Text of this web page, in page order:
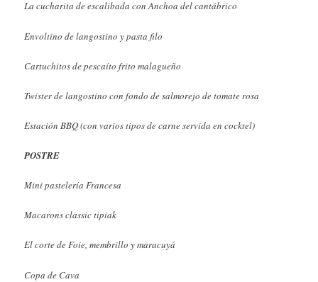
La cucharita de escalibada con Anchoa del cantábrico
Envoltino de langostino y pasta filo
Cartuchitos de pescaíto frito malagueño
Twister de langostino con fondo de salmorejo de tomate rosa
Estación BBQ (con varios tipos de carne servida en cocktel)
POSTRE
Mini pastelería Francesa
Macarons classic tipiak
El corte de Foie, membrillo y maracuyá
Copa de Cava